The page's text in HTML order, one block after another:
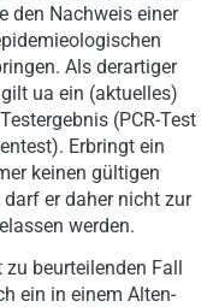
den Nachweis einer
Als derartiger
ua ein (aktuelles)
(PCR-Test
Erbringt ein
keinen gültigen
darf er daher nicht zur
werden.
zu beurteilenden Fall
ein in einem Alten-